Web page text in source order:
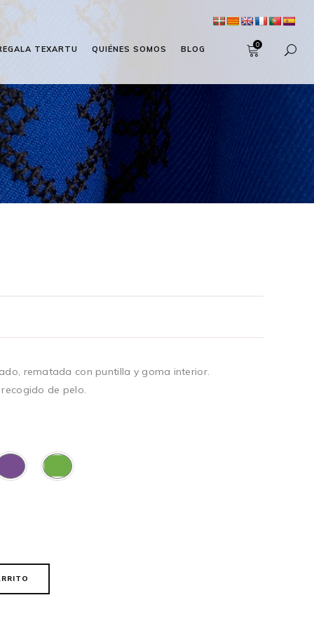
TEXARTU QUIÉNES SOMOS BLOG 0
rematada con puntilla y goma interior.
de pelo.